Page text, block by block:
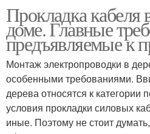
Прокладка кабеля
доме. Главные
предъявляемые к
Монтаж электропроводки в
особенными требованиями.
дерева относятся к категории
условия прокладки силовых
иные. Поэтому не стоит